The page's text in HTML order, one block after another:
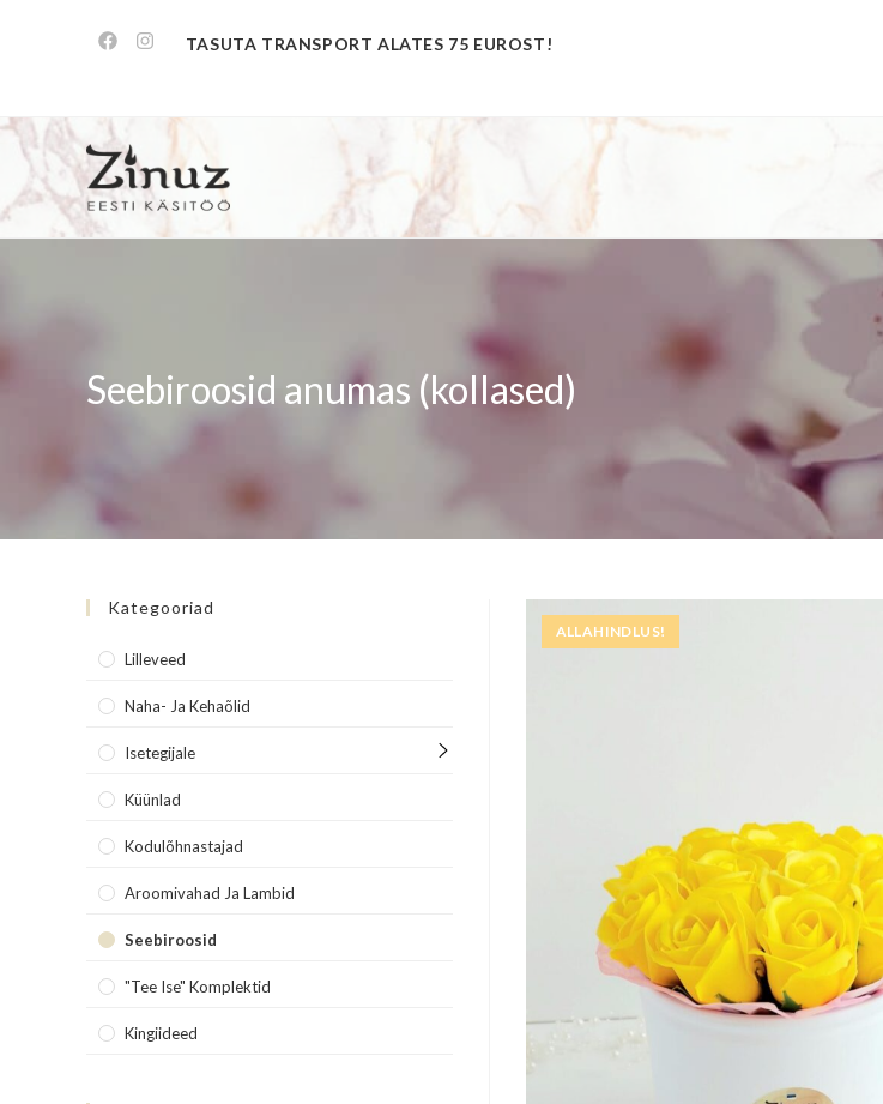
TASUTA TRANSPORT ALATES 75 EUROST!
Seebiroosid anumas (kollased)
ALLAHINDLUS!
Kategooriad
Lilleveed
Naha- Ja Kehaõlid
Isetegijale
Küünlad
Kodulõhnastajad
Aroomivahad Ja Lambid
Seebiroosid
"Tee Ise" Komplektid
Kingiideed